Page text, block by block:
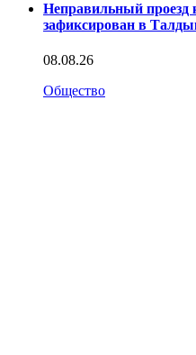
Неправильный проезд
зафиксирован в
08.08.26
Общество